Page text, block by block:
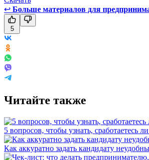
↩ Больше материалов для
5
Читайте также
5 вопросов, чтобы узнать, сработаетесь
Как аккуратно задать кандидату